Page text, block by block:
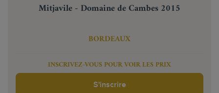
Mitjavile - Domaine de Cambes 2015
BORDEAUX
INSCRIVEZ-VOUS POUR VOIR LES PRIX
S'inscrire